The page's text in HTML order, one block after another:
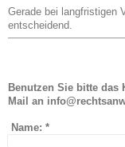
Gerade bei langfristigen
entscheidend.
Benutzen Sie bitte das
Mail an
Name: *